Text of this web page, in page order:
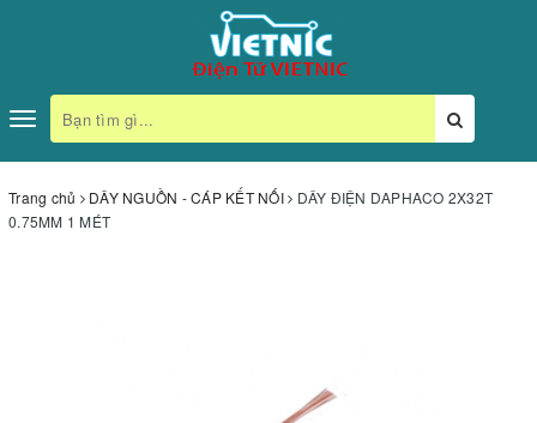
Toggle
navigation
Trang chủ DÂY NGUỒN - CÁP KẾT NỐI
DÂY ĐIỆN DAPHACO 2X32T
0.75MM 1 MÉT